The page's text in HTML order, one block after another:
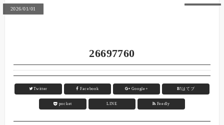
2026/01/01
26697760
Twitter Facebook Google+ B!はてブ
pocket LINE Feedly